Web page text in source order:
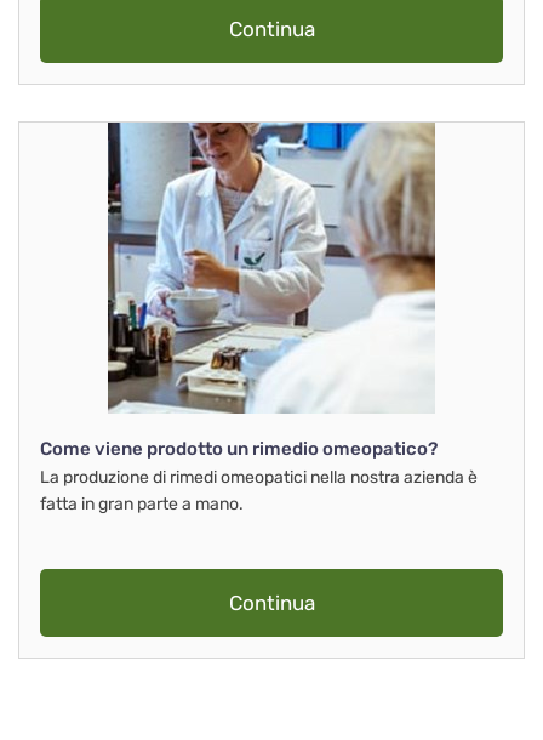
Continua
Come viene prodotto un rimedio omeopatico?
La produzione di rimedi omeopatici nella nostra azienda è
fatta in gran parte a mano.
Continua